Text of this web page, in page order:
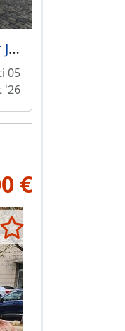
Citroen Jumper Jumpy
05
'26
€